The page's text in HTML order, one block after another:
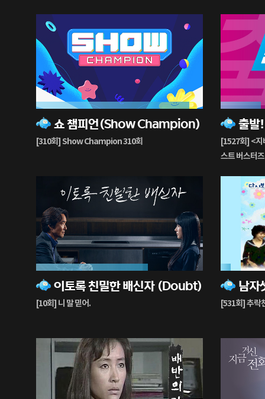
쇼 챔피언(Show Champion)
[310회] Show Champion 310회
92%
재
생
[1527회] <지
스트 버스터
24%
재
생
중
이토록 친밀한 배신자 (Doubt)
[10회] 니 말 믿어.
67%
재
생
남자
[531회] 추락
6%
재
생